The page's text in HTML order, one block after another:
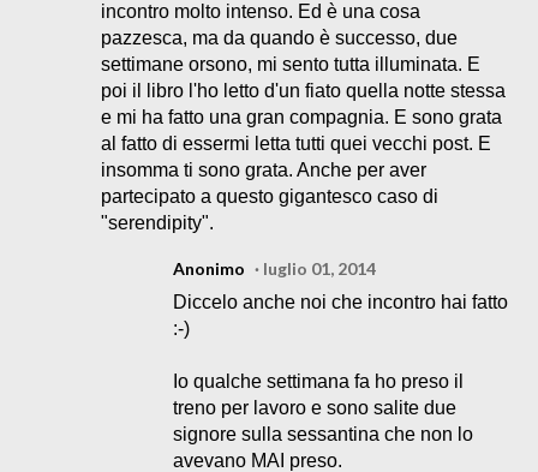
incontro molto intenso. Ed è una cosa
pazzesca, ma da quando è successo, due
settimane orsono, mi sento tutta illuminata. E
poi il libro l'ho letto d'un fiato quella notte stessa
e mi ha fatto una gran compagnia. E sono grata
al fatto di essermi letta tutti quei vecchi post. E
insomma ti sono grata. Anche per aver
partecipato a questo gigantesco caso di
"serendipity".
Anonimo
luglio 01, 2014
Diccelo anche noi che incontro hai fatto
:-)
Io qualche settimana fa ho preso il
treno per lavoro e sono salite due
signore sulla sessantina che non lo
avevano MAI preso.